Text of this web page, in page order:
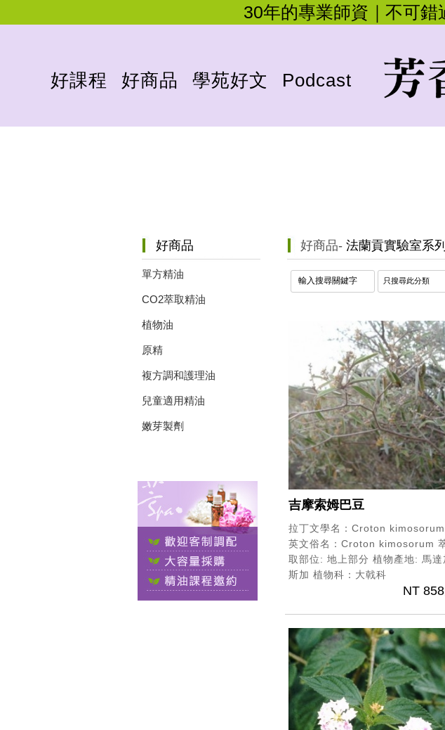
30年的專業師資｜不可錯
好課程 好商品 學苑好文 Podcast
好商品
單方精油
CO2萃取精油
植物油
原精
複方調和護理油
兒童適用精油
嫩芽製劑
好商品- 法蘭貢實驗室系
吉摩索姆巴豆
拉丁文學名：Croton kimosorum
英文俗名：Croton kimosorum
取部位: 地上部分 植物產地: 馬達
斯加 植物科：大戟科
NT